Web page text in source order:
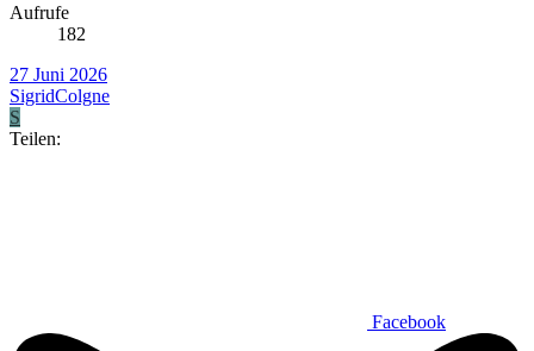
Aufrufe
182
27 Juni 2026
SigridColgne
S
Teilen:
Facebook